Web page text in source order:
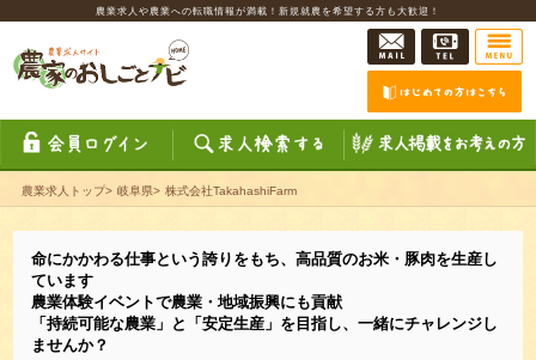
農業求人や農業への転職情報が満載！新規就農を希望する方も大歓迎！
農業求人トップ> 岐阜県> 株式会社TakahashiFarm
命にかかわる仕事という誇りをもち、高品質のお米・豚肉を生産し
ています
農業体験イベントで農業・地域振興にも貢献
「持続可能な農業」と「安定生産」を目指し、一緒にチャレンジし
ませんか？